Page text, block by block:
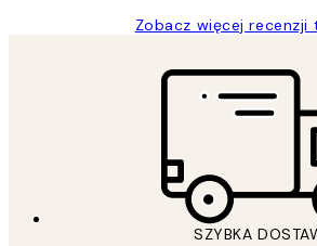
Zobacz więcej recenzji
SZYBKA